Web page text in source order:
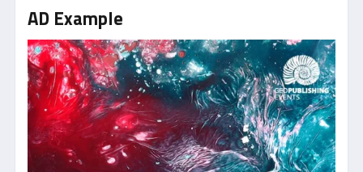
AD Example